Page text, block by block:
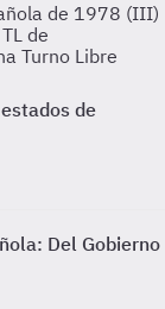
de 1978 (III)
de
Turno Libre
de
Del Gobierno